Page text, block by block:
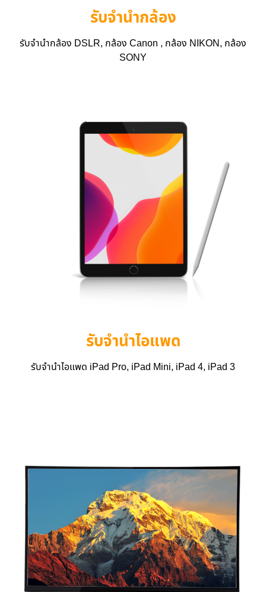
รับจำนำกล้อง
รับจำนำกล้อง DSLR, กล้อง Canon , กล้อง NIKON, กล้อง
SONY
รับจำนำไอแพด
รับจำนำไอแพด iPad Pro, iPad Mini, iPad 4, iPad 3